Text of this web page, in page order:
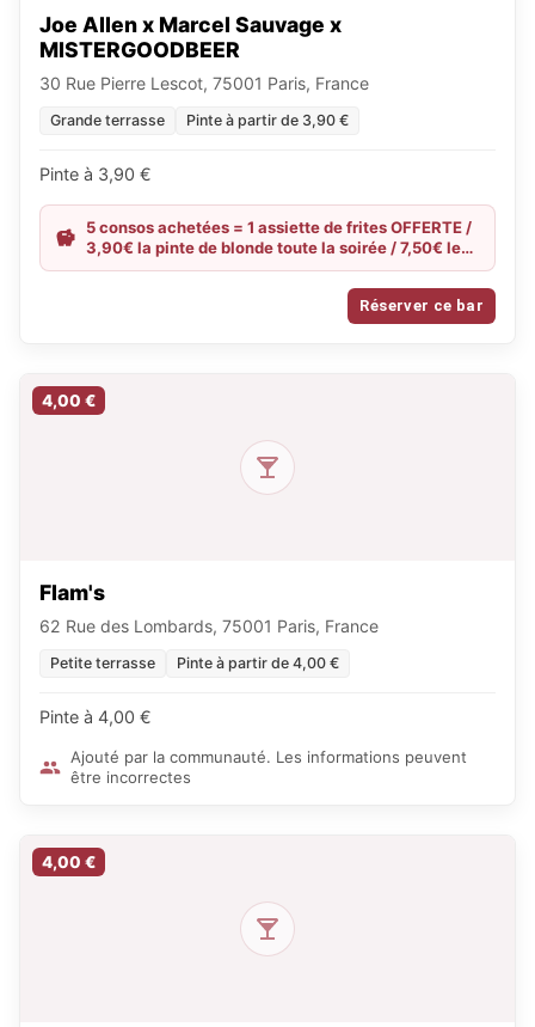
Joe Allen x Marcel Sauvage x
MISTERGOODBEER
30 Rue Pierre Lescot, 75001 Paris, France
Grande terrasse Pinte à partir de 3,90 €
Pinte à 3,90 €
5 consos achetées = 1 assiette de frites OFFERTE /
3,90€ la pinte de blonde toute la soirée / 7,50€ le
litron de blonde toute la soirée
Réserver ce bar
4,00 €
Flam's
62 Rue des Lombards, 75001 Paris, France
Petite terrasse Pinte à partir de 4,00 €
Pinte à 4,00 €
Ajouté par la communauté. Les informations peuvent
être incorrectes
4,00 €